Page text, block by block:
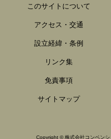
このサイトについて
アクセス・交通
設立経緯・条例
リンク集
免責事項
サイトマップ
Copyright © 株式会社コンベンシ